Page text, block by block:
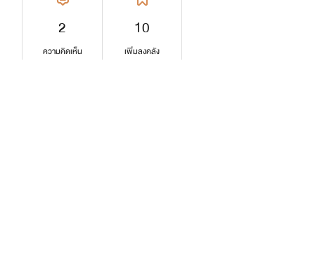
2
ความคิดเห็น
10
เพิ่มลงคลัง